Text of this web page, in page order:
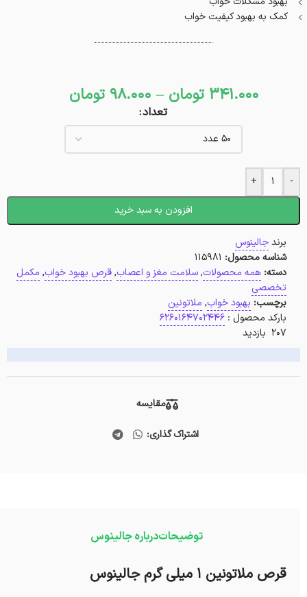
کمک به بهبود کیفیت خواب
341.000 تومان –
98.000 تومان
تعداد
-
+
افزودن به سبد خرید
برندجالینوس
شناسه محصول: 115981
دسته: همه محصولات,سلامت مغز و اعصاب,قرص بهبود خواب, مکمل
تخصصی
برچسب: بهبود خواب, ملاتونین
بارکد محصول : 6260164702446
207 بازدید
مقایسه
اشتراک گذاری:
توضیحاتدرباره جالینوس
قرص ملاتونین 1 میلی گرم جالینوس